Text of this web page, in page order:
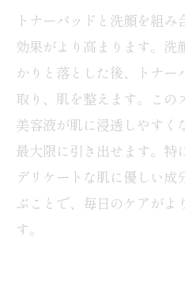
トナーパッドと洗顔を組
効果がより高まります。洗
かりと落とした後、トナー
取り、肌を整えます。この
美容液が肌に浸透しやすく
最大限に引き出せます。特
デリケートな肌に優しい
ぶことで、毎日のケアがよ
す。